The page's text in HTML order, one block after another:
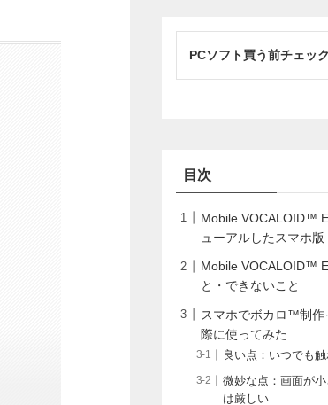
PCソフト買う前チェッ
目次
Mobile VOCALOID™
ューアルしたスマホ版
Mobile VOCALOID™
と・できないこと
スマホでボカロ™制作
際に使ってみた
良い点：いつでも
微妙な点：画面が
は厳しい